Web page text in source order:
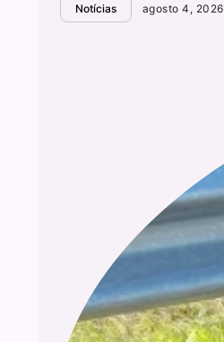
Notícias agosto 4, 2026